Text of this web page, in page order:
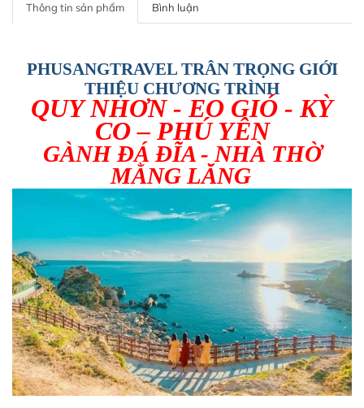
Thông tin sản phẩm Bình luận
PHUSANGTRAVEL TRÂN TRỌNG GIỚI
THIỆU CHƯƠNG TRÌNH
QUY NHƠN - EO GIÓ - KỲ
CO – PHÚ YÊN
GÀNH ĐÁ ĐĨA - NHÀ THỜ
MẰNG LĂNG